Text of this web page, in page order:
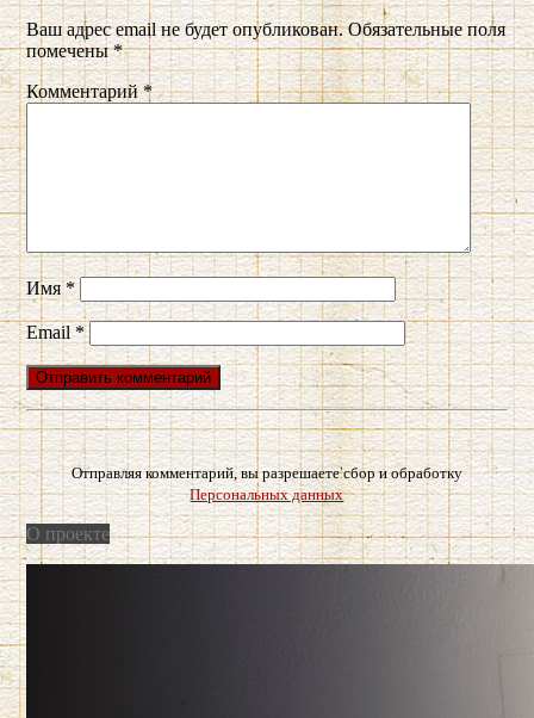
Ваш адрес email не будет опубликован. Обязательные поля
помечены*
Комментарий*
Имя*
Email*
Отправляя комментарий, вы разрешаете сбор и обработку
Персональных данных
О проекте